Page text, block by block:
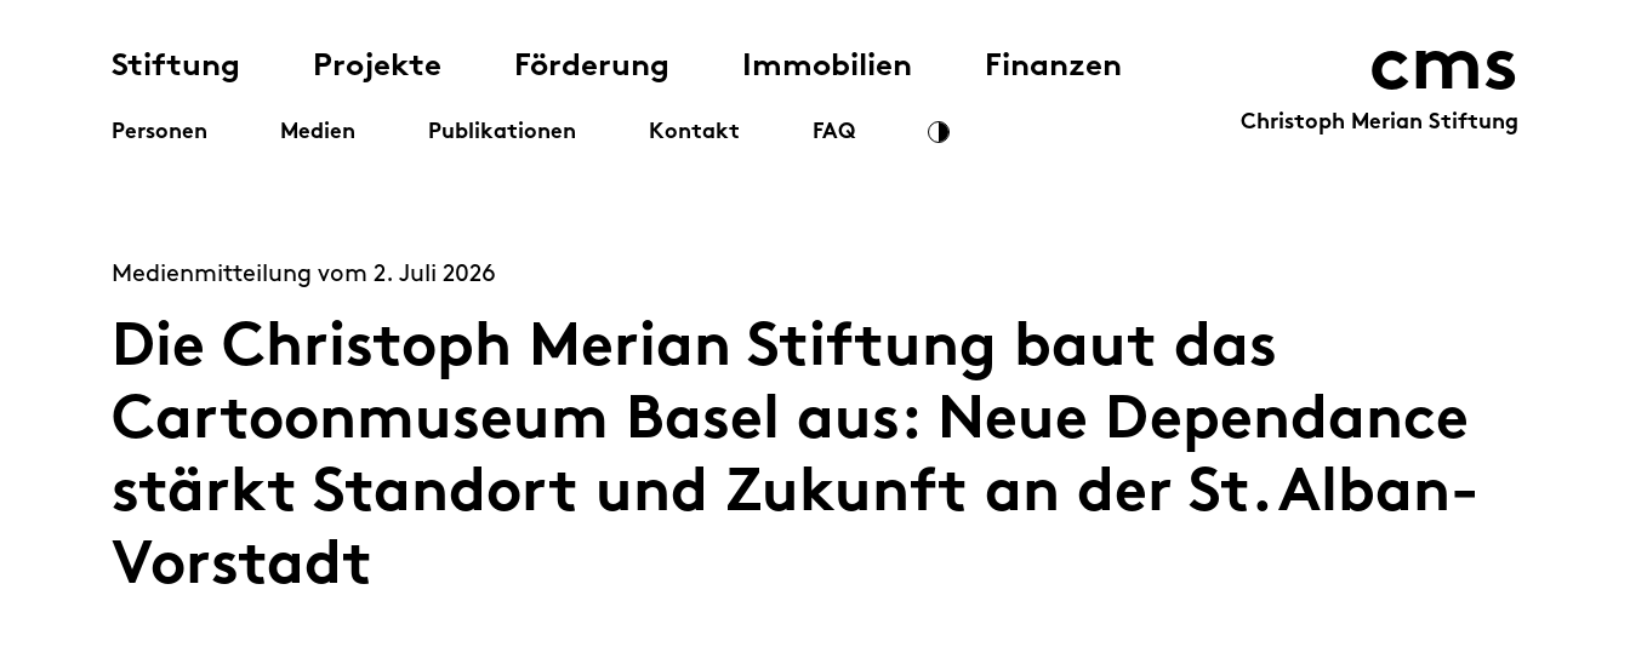
Stiftung Projekte Förderung Immobilien Finanzen
Personen Medien Publikationen Kontakt FAQ
cms
Christoph Merian Stiftung
Medienmitteilung vom 2. Juli 2026
Die Christoph Merian Stiftung baut das
Cartoonmuseum Basel aus: Neue Dependance
stärkt Standort und Zukunft an der St. Alban-
Vorstadt